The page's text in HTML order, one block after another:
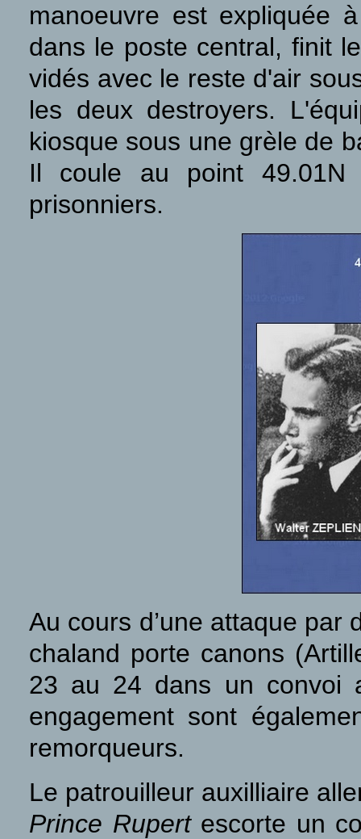
manoeuvre est expliquée
dans le poste central, finit
vidés avec le reste d'air
les deux destroyers.
kiosque sous une grèle de
Il coule au point
prisonniers.
Au cours d’une attaque
chaland porte canons
23 au 24 dans un convoi
engagement sont
remorqueurs.
Le patrouilleur auxilliaire
Prince Rupertescorte un